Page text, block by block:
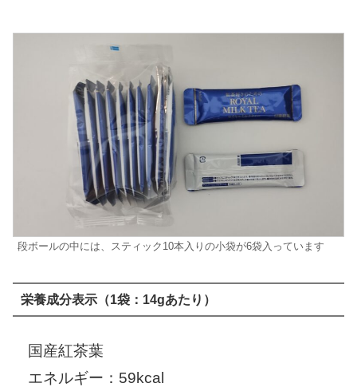
段ボールの中には、スティック10本入りの小袋が6袋入っています
栄養成分表示（1袋：14gあたり）
国産紅茶葉
エネルギー：59kcal